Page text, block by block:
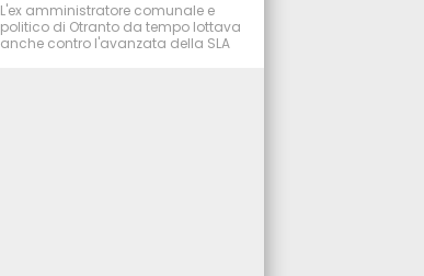
L'ex amministratore comunale e
politico di Otranto da tempo lottava
anche contro l'avanzata della SLA